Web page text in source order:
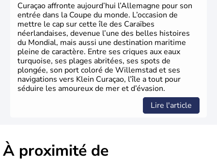
Curaçao affronte aujourd’hui l’Allemagne pour son
entrée dans la Coupe du monde. L’occasion de
mettre le cap sur cette île des Caraïbes
néerlandaises, devenue l’une des belles histoires
du Mondial, mais aussi une destination maritime
pleine de caractère. Entre ses criques aux eaux
turquoise, ses plages abritées, ses spots de
plongée, son port coloré de Willemstad et ses
navigations vers Klein Curaçao, l’île a tout pour
séduire les amoureux de mer et d’évasion.
Lire l'article
À proximité de